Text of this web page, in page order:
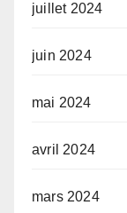
juillet 2024
juin 2024
mai 2024
avril 2024
mars 2024